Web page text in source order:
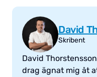
David
Skribent
David
drag ägnat mig åt